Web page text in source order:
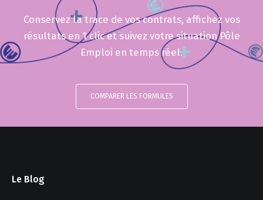
Conservez la trace de vos contrats, affichez vos
résultats en 1 clic et suivez votre situation Pôle
Emploi en temps réel.
COMPARER LES FORMULES
Le Blog